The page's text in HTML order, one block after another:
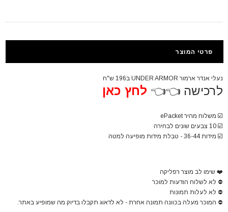
פרטי המוצר
נעלי אנדר ארמור UNDER ARMOR ב196 ש"ח
לרכישה 👈👈 לחץ כאן
☑️ משלוח מהיר ePacket
☑️
☑️ מידות 36-44 - טבלת מידות מופיעה למטה
❤️ שימו לב מוצר רפליקה
⛔ לא לשלוח הודעות למוכר
⛔ לא לעלות תמונות
⛔ המוכר מעלה בכוונה תמונה אחרת - לא לדאוג תקבלו בדיוק מה שמופיע באתר.